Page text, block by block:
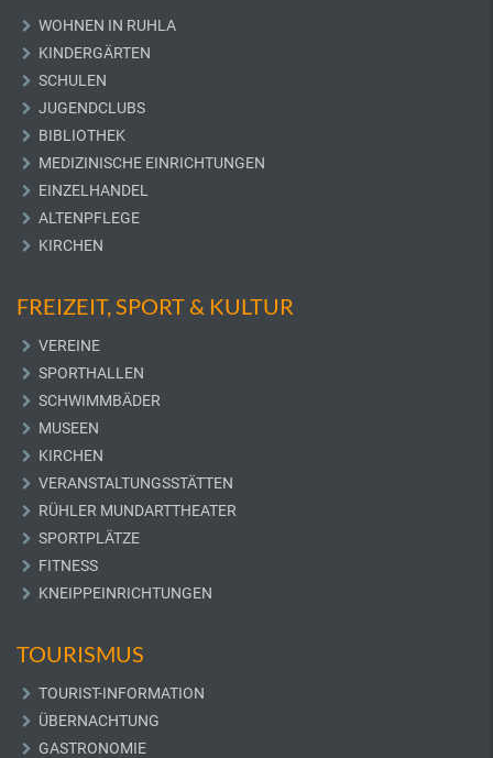
WOHNEN IN RUHLA
KINDERGÄRTEN
SCHULEN
JUGENDCLUBS
BIBLIOTHEK
MEDIZINISCHE EINRICHTUNGEN
EINZELHANDEL
ALTENPFLEGE
KIRCHEN
FREIZEIT, SPORT & KULTUR
VEREINE
SPORTHALLEN
SCHWIMMBÄDER
MUSEEN
KIRCHEN
VERANSTALTUNGSSTÄTTEN
RÜHLER MUNDARTTHEATER
SPORTPLÄTZE
FITNESS
KNEIPPEINRICHTUNGEN
TOURISMUS
TOURIST-INFORMATION
ÜBERNACHTUNG
GASTRONOMIE